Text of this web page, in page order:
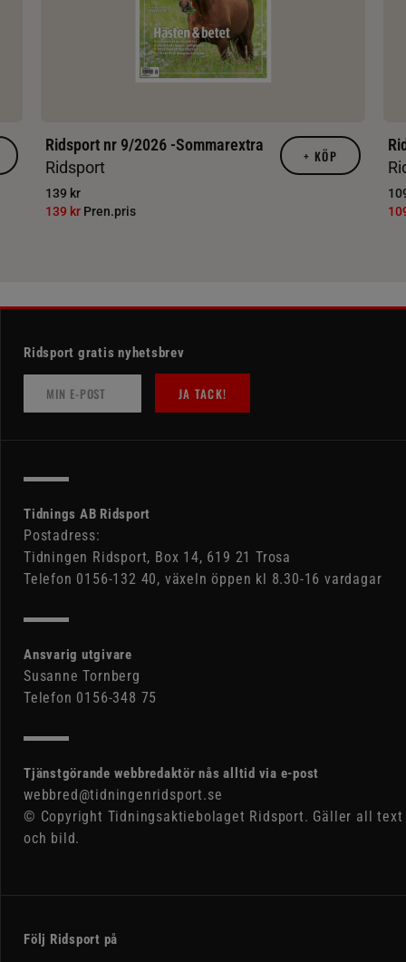
Ridsport nr 9/2026 -Sommarextra
Ridsport
139 kr
139 kr Pren.pris
+ KÖP
Ridsport gratis nyhetsbrev
JA TACK!
Tidnings AB Ridsport
Postadress:
Tidningen Ridsport, Box 14, 619 21 Trosa
Telefon 0156-132 40, växeln öppen kl 8.30-16 vardagar
Ansvarig utgivare
Susanne Tornberg
Telefon 0156-348 75
Tjänstgörande webbredaktör nås alltid via e-post
webbred@tidningenridsport.se
© Copyright Tidningsaktiebolaget Ridsport. Gäller all text
och bild.
Följ Ridsport på